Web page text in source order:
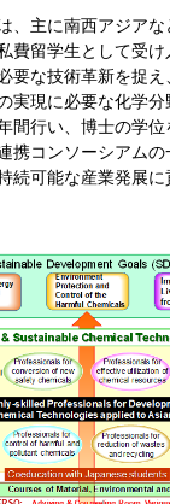
、主に南西アジアな
費留学生として受
要な技術革新を捉
実現に必要な化学
間行い、博士の学
携コンソーシアム
続可能な産業発展に